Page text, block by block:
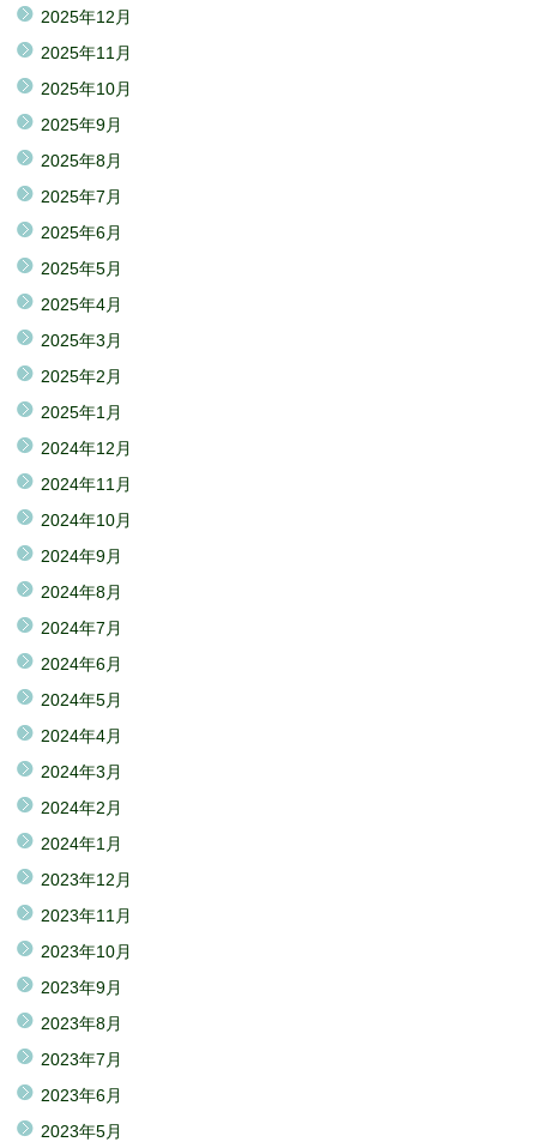
2025年12月
2025年11月
2025年10月
2025年9月
2025年8月
2025年7月
2025年6月
2025年5月
2025年4月
2025年3月
2025年2月
2025年1月
2024年12月
2024年11月
2024年10月
2024年9月
2024年8月
2024年7月
2024年6月
2024年5月
2024年4月
2024年3月
2024年2月
2024年1月
2023年12月
2023年11月
2023年10月
2023年9月
2023年8月
2023年7月
2023年6月
2023年5月